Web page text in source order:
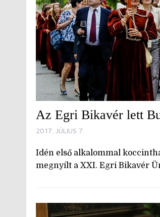
Az Egri Bikavér lett
2017. JÚLIUS 7.
Idén első alkalommal
megnyílt a XXI. Egri Bikavér